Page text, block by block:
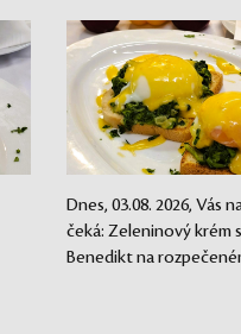
Dnes, 03.08. 2026, Vás
čeká: Zeleninový krém
Benedikt na